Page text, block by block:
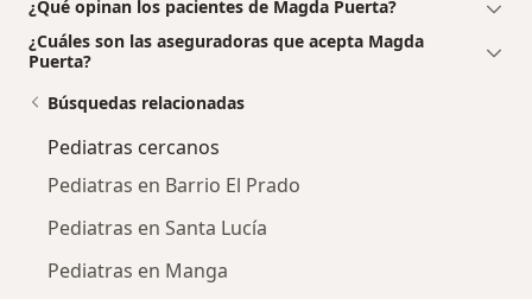
¿Qué opinan los pacientes de Magda Puerta?
¿Cuáles son las aseguradoras que acepta Magda
Puerta?
Búsquedas relacionadas
Pediatras cercanos
Pediatras en Barrio El Prado
Pediatras en Santa Lucía
Pediatras en Manga